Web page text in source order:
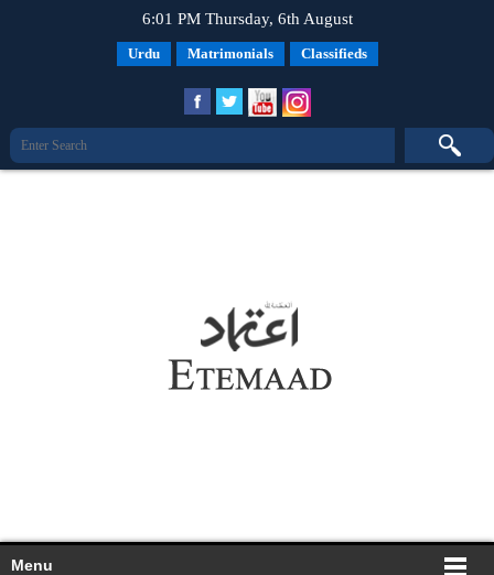
6:01 PM Thursday, 6th August
Urdu Matrimonials Classifieds
Menu